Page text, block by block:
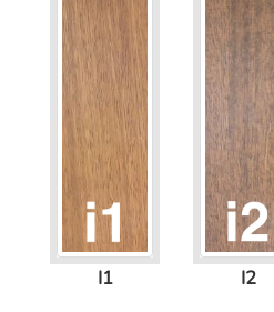
I1 I2